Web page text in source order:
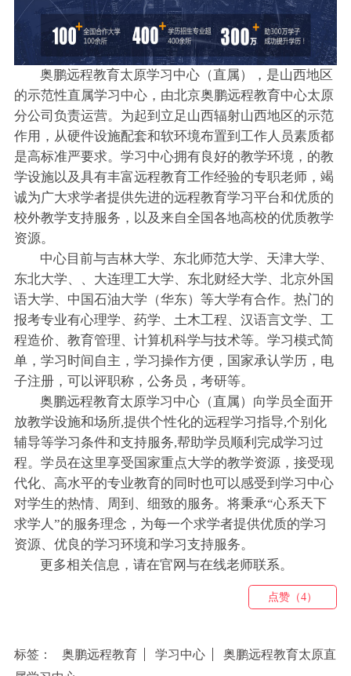
奥鹏远程教育太原学习中心（直属），是山西地区
的示范性直属学习中心，由北京奥鹏远程教育中心太原
分公司负责运营。为起到立足山西辐射山西地区的示范
作用，从硬件设施配套和软环境布置到工作人员素质都
是高标准严要求。学习中心拥有良好的教学环境，的教
学设施以及具有丰富远程教育工作经验的专职老师，竭
诚为广大求学者提供先进的远程教育学习平台和优质的
校外教学支持服务，以及来自全国各地高校的优质教学
资源。
中心目前与吉林大学、东北师范大学、天津大学、
东北大学、、大连理工大学、东北财经大学、北京外国
语大学、中国石油大学（华东）等大学有合作。热门的
报考专业有心理学、药学、土木工程、汉语言文学、工
程造价、教育管理、计算机科学与技术等。学习模式简
单，学习时间自主，学习操作方便，国家承认学历，电
子注册，可以评职称，公务员，考研等。
奥鹏远程教育太原学习中心（直属）向学员全面开
放教学设施和场所,提供个性化的远程学习指导,个别化
辅导等学习条件和支持服务,帮助学员顺利完成学习过
程。学员在这里享受国家重点大学的教学资源，接受现
代化、高水平的专业教育的同时也可以感受到学习中心
对学生的热情、周到、细致的服务。将秉承“心系天下
求学人”的服务理念，为每一个求学者提供优质的学习
资源、优良的学习环境和学习支持服务。
更多相关信息，请在官网与在线老师联系。
点赞（4）
标签： 奥鹏远程教育 学习中心
奥鹏远程教育太原直